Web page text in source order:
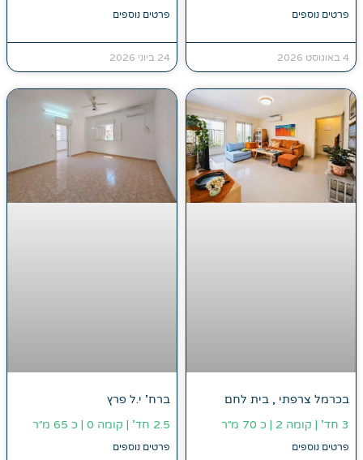
פרטים נוספים
4 באוגוסט 2026
פרטים נוספים
24 ביוני 2026
בכרמל צרפתי , בית לחם
3 חד' | קומה 2 | כ 70 מ״ר
פרטים נוספים
ברח' י.ל פרץ
2.5 חד' | קומה 0 | כ 65 מ״ר
פרטים נוספים